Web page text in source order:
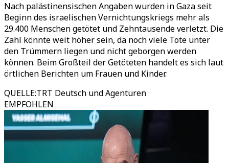
Nach palästinensischen Angaben wurden in Gaza seit
Beginn des israelischen Vernichtungskriegs mehr als
29.400 Menschen getötet und Zehntausende verletzt. Die
Zahl könnte weit höher sein, da noch viele Tote unter
den Trümmern liegen und nicht geborgen werden
können. Beim Großteil der Getöteten handelt es sich laut
örtlichen Berichten um Frauen und Kinder.
QUELLE:TRT Deutsch und Agenturen
EMPFOHLEN